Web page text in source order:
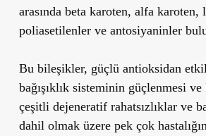
arasında beta karoten, alfa
poliasetilenler ve antosiyaninler
Bu bileşikler, güçlü antioksidan
bağışıklık sisteminin güçlenmesi ve
çeşitli dejeneratif rahatsızlıklarve
dahil olmak üzere pek çok